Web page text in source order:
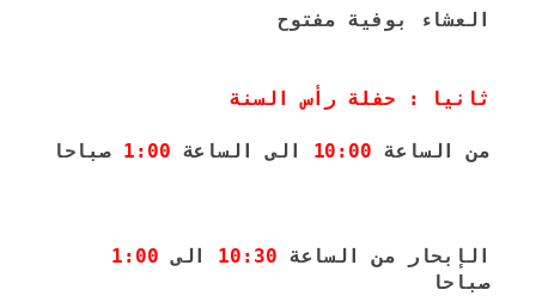
العشاء بوفية مفتوح
ثانيا : حفلة رأس السنة
من الساعة 10:00 الى الساعة 1:00 صباحا
الإبحار من الساعة 10:30 الى 1:00
صباحا